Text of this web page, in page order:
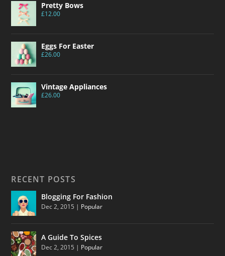
Pretty Bows
£12.00
Eggs For Easter
£26.00
Vintage Appliances
£26.00
RECENT POSTS
Blogging For Fashion
Dec 2, 2015 | Popular
A Guide To Spices
Dec 2, 2015 | Popular